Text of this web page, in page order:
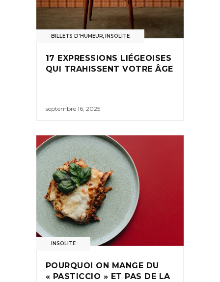
BILLETS D'HUMEUR,INSOLITE
17 EXPRESSIONS LIÉGEOISES
QUI TRAHISSENT VOTRE ÂGE
septembre 16, 2025
INSOLITE
POURQUOI ON MANGE DU
« PASTICCIO » ET PAS DE LA